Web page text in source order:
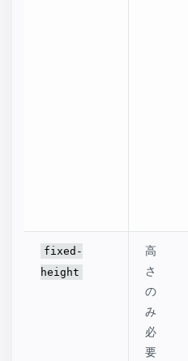
fixed-
height
高
さ
の
み
必
要